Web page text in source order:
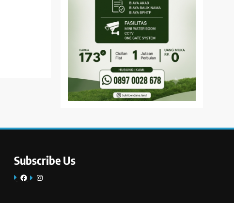
Subscribe Us
FacebookInstagram